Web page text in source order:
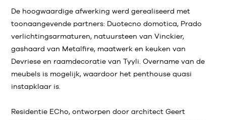
De hoogwaardige afwerking werd gerealiseerd met
toonaangevende partners: Duotecno domotica, Prado
verlichtingsarmaturen, natuursteen van Vinckier,
gashaard van Metalfire, maatwerk en keuken van
Devriese en raamdecoratie van Tyyli. Overname van de
meubels is mogelijk, waardoor het penthouse quasi
instapklaar is.
Residentie ECho, ontworpen door architect Geert